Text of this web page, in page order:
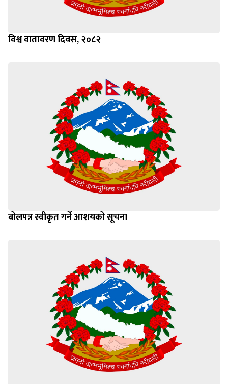
विश्व वातावरण दिवस, २०८२
बोलपत्र स्वीकृत गर्ने आशयको सूचना